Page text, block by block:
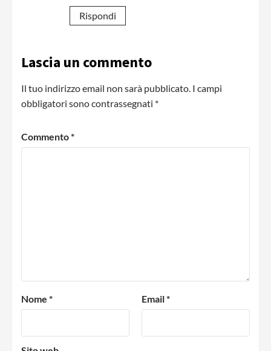
Rispondi
Lascia un commento
Il tuo indirizzo email non sarà pubblicato. I campi
obbligatori sono contrassegnati *
Commento*
Nome * Email*